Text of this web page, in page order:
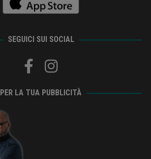
SEGUICI SUI SOCIAL
PER LA TUA PUBBLICITÀ